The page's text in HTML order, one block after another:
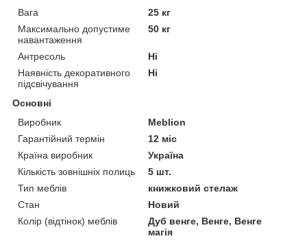
Вага
25 кг
Максимально допустиме
навантаження
50 кг
Антресоль
Ні
Наявність декоративного
підсвічування
Ні
Основні
Виробник
Meblion
Гарантійний термін
12 міс
Країна виробник
Україна
Кількість зовнішніх полиць
5 шт.
Тип меблів
книжковий стелаж
Стан
Новий
Колір (відтінок) меблів
Дуб венге, Венге, Венге
магія